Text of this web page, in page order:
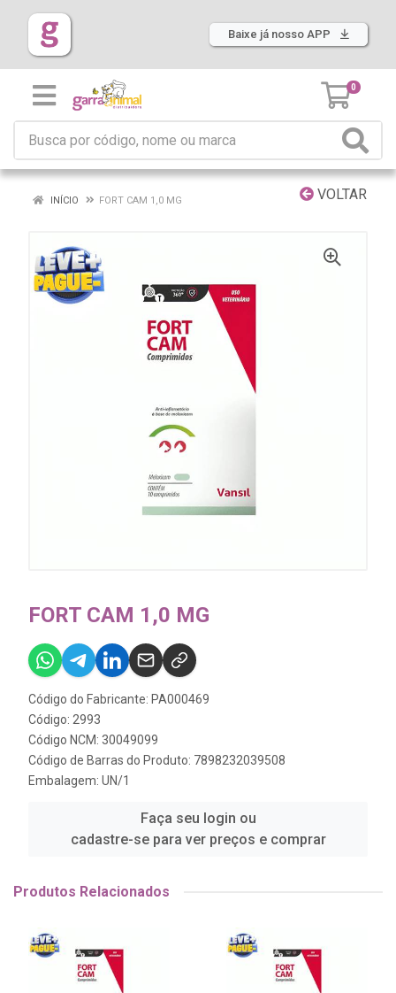
Baixe já nosso APP
0
VOLTAR
INÍCIO FORT CAM 1,0 MG
FORT CAM 1,0 MG
Código do Fabricante: PA000469
Código: 2993
Código NCM: 30049099
Código de Barras do Produto: 7898232039508
Embalagem: UN/1
Faça seu login ou
cadastre-se para ver preços e comprar
Produtos Relacionados